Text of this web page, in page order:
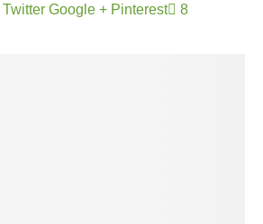
8
Twitter Google + Pinterest